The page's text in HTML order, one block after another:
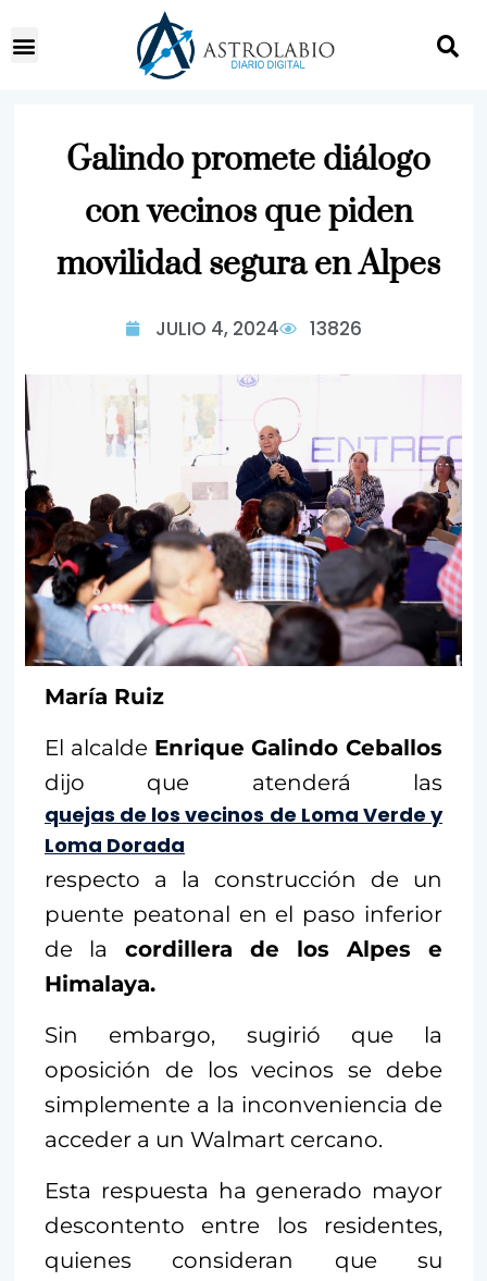
Galindo promete diálogo
con vecinos que piden
movilidad segura en Alpes
JULIO 4, 2024 13826
María Ruiz
El alcalde Enrique Galindo Ceballos
dijo que atenderá las
quejas de los vecinos de Loma Verde y
Loma Dorada
respecto a la construcción de un
puente peatonal en el paso inferior
de la cordillera de los
Alpes e
Himalaya.
Sin embargo, sugirió que la
oposición de los vecinos se debe
simplemente a la inconveniencia de
acceder a un Walmart cercano.
Esta respuesta ha generado mayor
descontento entre los residentes,
quienes consideran que su